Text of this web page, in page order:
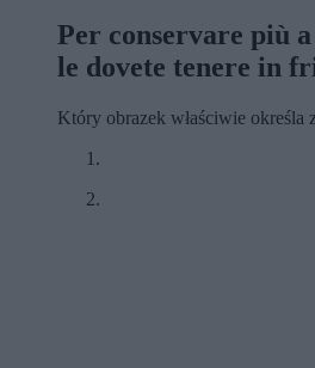
Per conservare più
le dovete tenere in
Który obrazek właściwie określa